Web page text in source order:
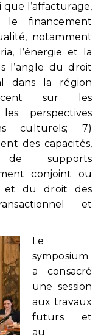
que l’affacturage,
le financement
notamment
l’énergie et la
l’angle du droit
dans la région
sur les
perspectives
culturels; 7)
des capacités,
de supports
conjoint ou
et du droit des
et
Le
symposium
a consacré
une session
aux travaux
futurs et
au